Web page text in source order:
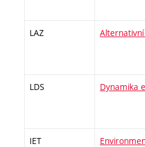
LAZ
LDS Dynamika
IET